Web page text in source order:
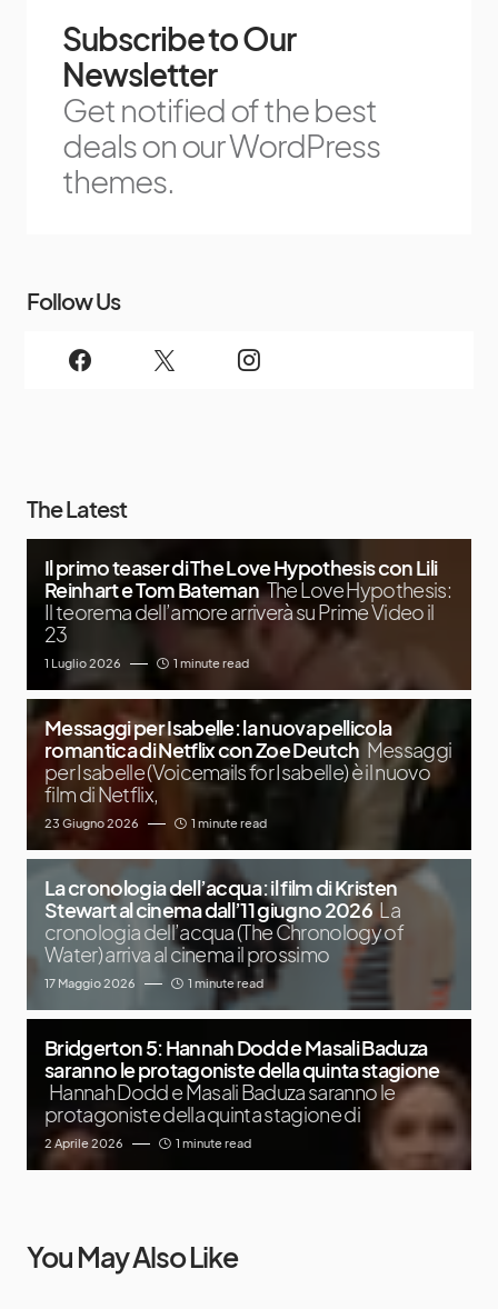
Subscribe to Our
Newsletter
Get notified of the best
deals on our WordPress
themes.
Follow Us
The Latest
Il primo teaser di The Love Hypothesis con Lili
Reinhart e Tom Bateman The Love Hypothesis:
Il teorema dell’amore arriverà su Prime Video il
23
1 Luglio 2026 1 minute read
Messaggi per Isabelle: la nuova pellicola
romantica di Netflix con Zoe Deutch Messaggi
per Isabelle (Voicemails for Isabelle) è il nuovo
film di Netflix,
23 Giugno 2026 1 minute read
La cronologia dell’acqua: il film di Kristen
Stewart al cinema dall’11 giugno 2026 La
cronologia dell’acqua (The Chronology of
Water) arriva al cinema il prossimo
17 Maggio 2026 1 minute read
Bridgerton 5: Hannah Dodd e Masali Baduza
saranno le protagoniste della quinta stagione
Hannah Dodd e Masali Baduza saranno le
protagoniste della quinta stagione di
2 Aprile 2026 1 minute read
You May Also Like